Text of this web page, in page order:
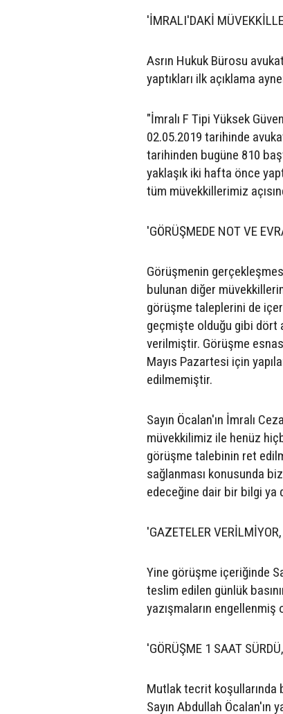
'İMRALI'DAKİ
Asrın Hukuk Bürosu
yaptıkları ilk açıklama
"İmralı F Tipi Yüksek
02.05.2019 tarihinde
tarihinden bugüne 810
yaklaşık iki hafta önce
tüm müvekkillerimiz
'GÖRÜŞMEDE NOT VE
Görüşmenin
bulunan diğer
görüşme taleplerini de
geçmişte olduğu gibi dört
verilmiştir. Görüşme
Mayıs Pazartesi için
edilmemiştir.
Sayın Öcalan'ın İmralı
müvekkilimiz ile henüz
görüşme talebinin ret
sağlanması konusunda
edeceğine dair bir bilgi ya
'GAZETELER
Yine görüşme içeriğinde
teslim edilen günlük
yazışmaların engellenmiş
'GÖRÜŞME 1 SAAT
Mutlak tecrit koşullarında
Sayın Abdullah